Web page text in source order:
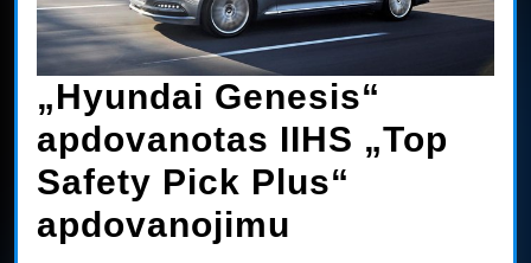
„Hyundai Genesis“
apdovanotas IIHS „Top
Safety Pick Plus“
apdovanojimu